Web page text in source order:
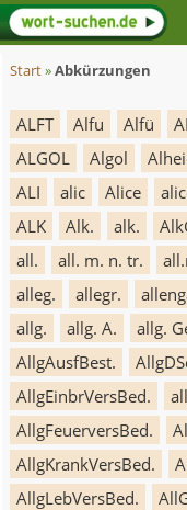
Start»Abkürzungen
ALFT Alfu Alfü
ALGOL
Algol
ALI
alic Alice
ALK
Alk. alk.
all.
all. m. n. tr.
alleg.
allegr.
allg.
allg. A. allg.
AllgAusfBest.
AllgEinbrVersBed.
AllgFeuerversBed.
AllgKrankVersBed.
AllgLebVersBed.